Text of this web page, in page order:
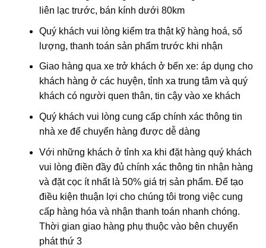
liên lạc trước, bán kính dưới 80km
Quý khách vui lòng kiểm tra thật kỹ hàng hoá, số
lượng, thanh toán sản phẩm trước khi nhận
Giao hàng qua xe trở khách ở bến xe: áp dụng cho
khách hàng ở các huyện, tỉnh xa trung tâm và quý
khách có người quen thân, tin cậy vào xe khách
Quý khách vui lòng cung cấp chính xác thông tin
nhà xe để chuyển hàng được dễ dàng
Với những khách ở tỉnh xa khi đặt hàng quý khách
vui lòng điền đầy đủ chính xác thông tin nhận hàng
và đặt cọc ít nhất là 50% giá trị sản phẩm. Để tạo
điều kiện thuận lợi cho chúng tôi trong việc cung
cấp hàng hóa và nhận thanh toán nhanh chóng.
Thời gian giao hàng phụ thuộc vào bên chuyển
phát thứ 3